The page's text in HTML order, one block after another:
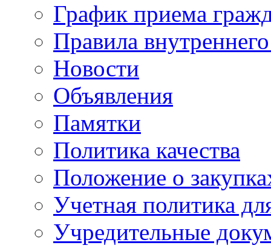
График приема
Правила
Новости
Объявления
Памятки
Политика качества
Положение о
Учетная политика
Учредительные